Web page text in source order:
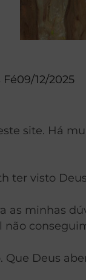
Fé09/12/2025
site. Há
ter visto
as minhas
não
Deus